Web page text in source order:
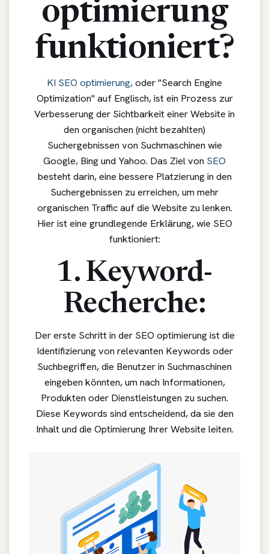
optimierung
funktioniert?
KI SEO optimierung,oder "Search Engine
Optimization" auf Englisch, ist ein Prozess zur
Verbesserung der Sichtbarkeit einer Website in
den organischen (nicht bezahlten)
Suchergebnissen von Suchmaschinen wie
Google, Bing und Yahoo. Das Ziel von SEO
besteht darin, eine bessere Platzierung in den
Suchergebnissen zu erreichen, um mehr
organischen Traffic auf die Website zu lenken.
Hier ist eine grundlegende Erklärung, wie SEO
funktioniert:
1. Keyword-
Recherche:
Der erste Schritt in der SEO optimierung ist die
Identifizierung von relevanten Keywords oder
Suchbegriffen, die Benutzer in Suchmaschinen
eingeben könnten, um nach Informationen,
Produkten oder Dienstleistungen zu suchen.
Diese Keywords sind entscheidend, da sie den
Inhalt und die Optimierung Ihrer Website leiten.